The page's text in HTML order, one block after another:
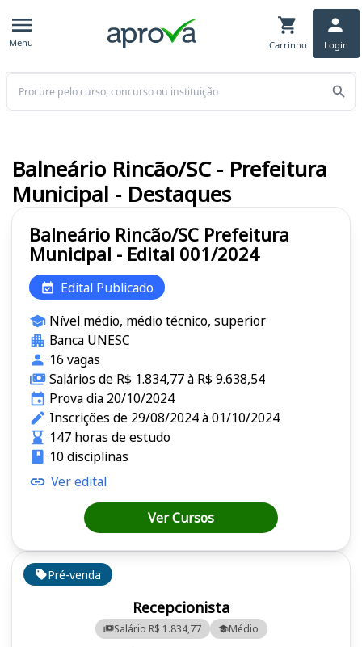
Menu Carrinho Login
Buscar
Pré-venda
Recepcionista
Salário R$ 1.834,77 Médio
Balneário Rincão/SC Prefeitura
Municipal - Edital 001/2024
Edital Publicado
Nível médio, médio técnico, superior
Banca UNESC
16 vagas
Salários de R$ 1.834,77 à R$ 9.638,54
Prova dia 20/10/2024
Inscrições de 29/08/2024 à 01/10/2024
147 horas de estudo
10 disciplinas
Ver edital
Ver Cursos
Balneário Rincão/SC - Prefeitura
Municipal - Destaques